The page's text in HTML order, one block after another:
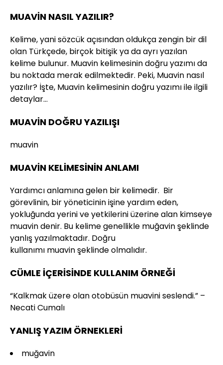
MUAVİN NASIL YAZILIR?
Kelime, yani sözcük açısından oldukça zengin bir dil
olan Türkçede, birçok bitişik ya da ayrı yazılan
kelime bulunur. Muavin kelimesinin doğru yazımı da
bu noktada merak edilmektedir. Peki, Muavin nasıl
yazılır? İşte, Muavin kelimesinin doğru yazımı ile ilgili
detaylar…
MUAVİN DOĞRU YAZILIŞI
muavin
MUAVİN KELİMESİNİN ANLAMI
Yardımcı anlamına gelen bir kelimedir. Bir
görevlinin, bir yöneticinin işine yardım eden,
yokluğunda yerini ve yetkilerini üzerine alan kimseye
muavin denir. Bu kelime genellikle muğavin şeklinde
yanlış yazılmaktadır. Doğru
kullanımı muavin şeklinde olmalıdır.
CÜMLE İÇERİSİNDE KULLANIM ÖRNEĞİ
“Kalkmak üzere olan otobüsün muavini seslendi.” –
Necati Cumalı
YANLIŞ YAZIM ÖRNEKLERİ
muğavin